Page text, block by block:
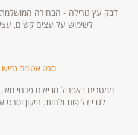
דבק עץ גורילה - הבחירה המושלמת
לשימוש על עצים קשים,
סרט אטימה גמיש
ממטרים באפריל מביאים פרחי
לגבי דליפות ולחות. תיקון וסרט